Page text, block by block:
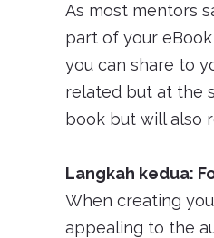
As most mentors
part of your
you can share to
related but at the
book but will also
Langkah kedua:
When creating
appealing to the